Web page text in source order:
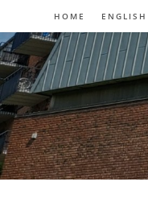
to
content
HOME ENGLISH